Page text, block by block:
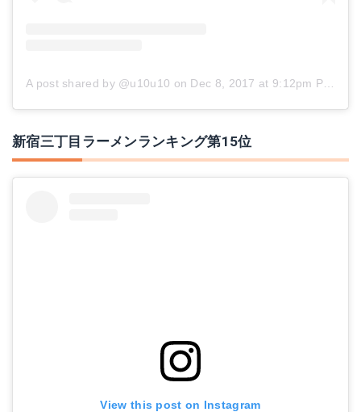
A post shared by @u10u10 on Dec 8, 2017 at 9:12pm PST
新宿三丁目ラーメンランキング第15位
View this post on Instagram